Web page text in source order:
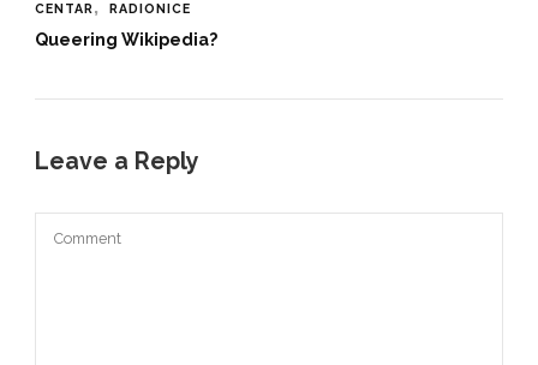
CENTAR RADIONICE
Queering Wikipedia?
Leave a Reply